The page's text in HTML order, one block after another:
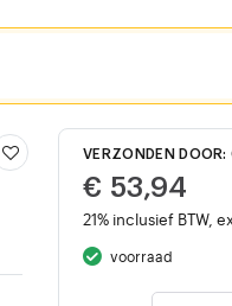
VERZONDEN DOOR:
€ 53,94
21% inclusief BTW,
voorraad